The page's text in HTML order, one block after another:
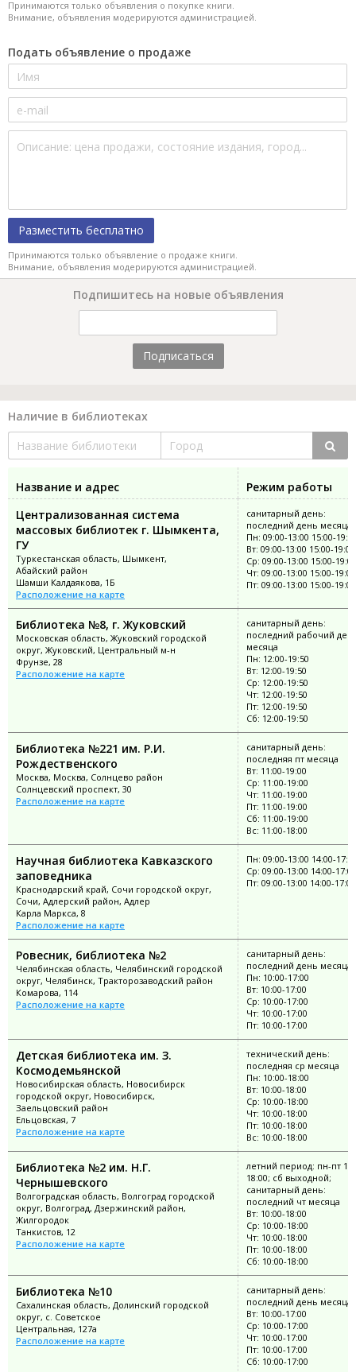
Принимаются только объявления о покупке книги.
Внимание, объявления модерируются администрацией.
Подать объявление о продаже
Разместить бесплатно
Принимаются только объявление о продаже книги.
Внимание, объявления модерируются администрацией.
Подпишитесь на новые объявления
Подписаться
Наличие в библиотеках
Название и адрес
Режим работы
Централизованная система
массовых библиотек г. Шымкента,
ГУ
Туркестанская область, Шымкент,
Абайский район
Шамши Калдаякова, 1Б
Расположение на карте
санитарный день:
последний день месяца
Пн: 09:00-13:00 15:00-
Вт: 09:00-13:00 15:00-19:00
Ср: 09:00-13:00 15:00-19:00
Чт: 09:00-13:00 15:00-19:00
Пт: 09:00-13:00 15:00-19:00
Библиотека №8, г. Жуковский
Московская область, Жуковский городской
округ, Жуковский, Центральный м-н
Фрунзе, 28
Расположение на карте
санитарный день:
последний рабочий
месяца
Пн: 12:00-19:50
Вт: 12:00-19:50
Ср: 12:00-19:50
Чт: 12:00-19:50
Пт: 12:00-19:50
Сб: 12:00-19:50
Библиотека №221 им. Р.И.
Рождественского
Москва, Москва, Солнцево район
Солнцевский проспект, 30
Расположение на карте
санитарный день:
последняя пт месяца
Вт: 11:00-19:00
Ср: 11:00-19:00
Чт: 11:00-19:00
Пт: 11:00-19:00
Сб: 11:00-19:00
Вс: 11:00-18:00
Научная библиотека Кавказского
заповедника
Краснодарский край, Сочи городской округ,
Сочи, Адлерский район, Адлер
Карла Маркса, 8
Расположение на карте
Пн: 09:00-13:00 14:00-
Ср: 09:00-13:00 14:00-17:00
Пт: 09:00-13:00 14:00-17:00
Ровесник, библиотека №2
Челябинская область, Челябинский городской
округ, Челябинск, Тракторозаводский район
Комарова, 114
Расположение на карте
санитарный день:
последний день месяца
Пн: 10:00-17:00
Вт: 10:00-17:00
Ср: 10:00-17:00
Чт: 10:00-17:00
Пт: 10:00-17:00
Детская библиотека им. З.
Космодемьянской
Новосибирская область, Новосибирск
городской округ, Новосибирск,
Заельцовский район
Ельцовская, 7
Расположение на карте
технический день:
последняя ср месяца
Пн: 10:00-18:00
Вт: 10:00-18:00
Ср: 10:00-18:00
Чт: 10:00-18:00
Пт: 10:00-18:00
Вс: 10:00-18:00
Библиотека №2 им. Н.Г.
Чернышевского
Волгоградская область, Волгоград городской
округ, Волгоград, Дзержинский район,
Жилгородок
Танкистов, 12
Расположение на карте
летний период: пн-пт
18:00; сб выходной;
санитарный день:
последний чт месяца
Вт: 10:00-18:00
Ср: 10:00-18:00
Чт: 10:00-18:00
Пт: 10:00-18:00
Сб: 10:00-18:00
Библиотека №10
Сахалинская область, Долинский городской
округ, с. Советское
Центральная, 127а
Расположение на карте
санитарный день:
последний день месяца
Вт: 10:00-17:00
Ср: 10:00-17:00
Чт: 10:00-17:00
Пт: 10:00-17:00
Сб: 10:00-17:00